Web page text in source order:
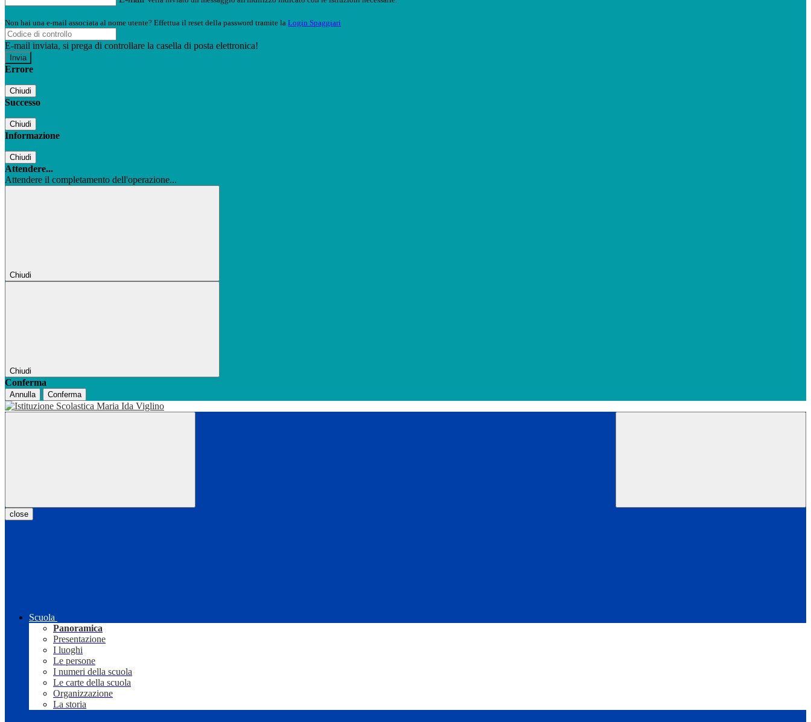
Non hai una e-mail associata al nome utente? Effettua il reset della password tramite la Login Spaggiari
E-mail inviata, si prega di controllare la casella di posta elettronica!
Errore
Chiudi
Successo
Chiudi
Informazione
Chiudi
Attendere...
Attendere il completamento dell'operazione...
Chiudi
Chiudi
Conferma
Annulla Conferma
close
Scuola
Panoramica
Presentazione
I luoghi
Le persone
I numeri della scuola
Le carte della scuola
Organizzazione
La storia